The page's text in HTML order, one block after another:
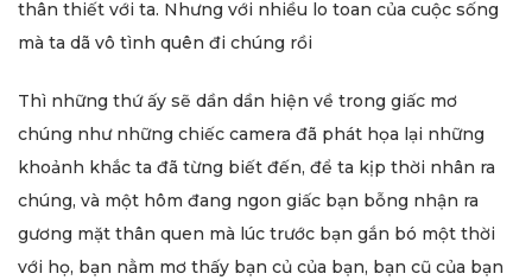
thân thiết với ta. Nhưng với nhiều lo toan của cuộc sống
mà ta dã vô tình quên đi chúng rồi
Thì những thứ ấy sẽ dần dần hiện về trong giấc mơ
chúng như những chiếc camera đã phát họa lại những
khoảnh khắc ta đã từng biết đến, để ta kịp thời nhân ra
chúng, và một hôm đang ngon giấc bạn bỗng nhận ra
gương mặt thân quen mà lúc trước bạn gắn bó một thời
với họ, bạn nằm mơ thấy bạn củ của bạn, bạn cũ của bạn